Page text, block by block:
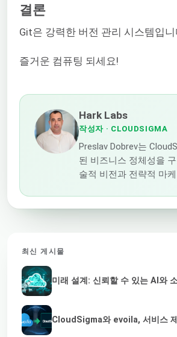
결론
Git은 강력한 버전 관리 시스템입
즐거운 컴퓨팅 되세요!
Hark Labs
작성자· CLOUDSIGMA
Preslav Dobrev는
된 비즈니스 정체성을
술적 비전과 전략적 마
최신 게시물
미래 설계: 신뢰할 수 있는 AI와
CloudSigma와 evoila, 서비스